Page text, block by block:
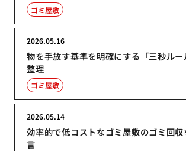
ゴミ屋敷
物を手放す基準を明確にする「三秒ル
整理
2026.05.16
ゴミ屋敷
効率的で低コストなゴミ屋敷のゴミ回
言
2026.05.14